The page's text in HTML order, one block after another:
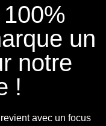
un
notre
!
revient avec un focus